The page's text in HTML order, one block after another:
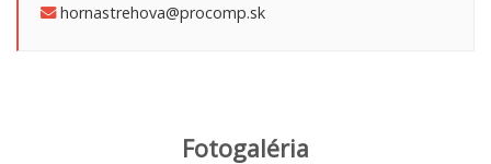
hornastrehova@procomp.sk
Fotogaléria